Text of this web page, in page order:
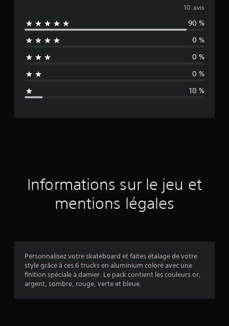
o
y
e
n
n
d
a
s
:
10 avis
90 %
0 %
0 %
0 %
10 %
Informations sur le jeu et
mentions légales
Personnalisez votre skateboard et faites étalage de votre
style grâce à ces 6 trucks en aluminium coloré avec une
finition spéciale à damier. Le pack contient les couleurs or,
argent, sombre, rouge, verte et bleue.